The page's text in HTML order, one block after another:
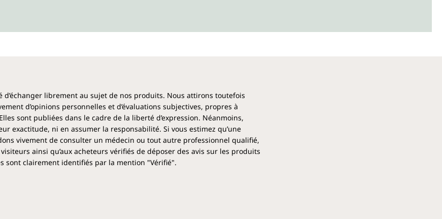
librement au sujet de nos produits. Nous attirons toutefois
d’opinions personnelles et d’évaluations subjectives, propres à
sont publiées dans le cadre de la liberté d’expression. Néanmoins,
exactitude, ni en assumer la responsabilité. Si vous estimez qu’une
vivement de consulter un médecin ou tout autre professionnel qualifié,
ainsi qu’aux acheteurs vérifiés de déposer des avis sur les produits
sont clairement identifiés par la mention "Vérifié".